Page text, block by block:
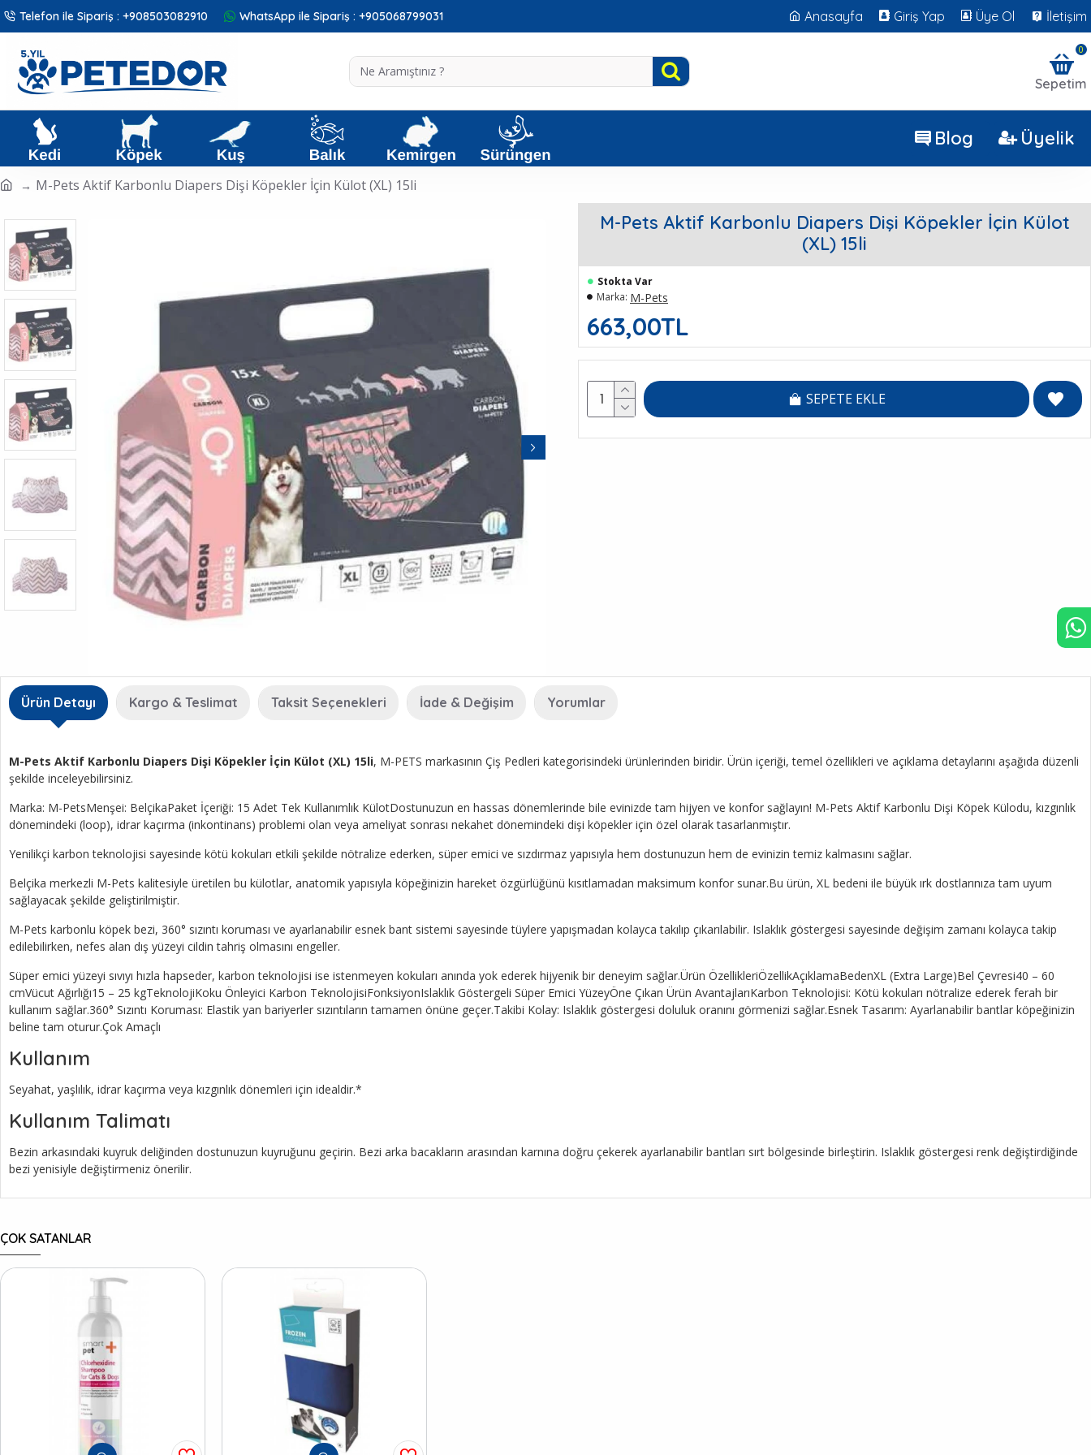
Telefon ile Sipariş : +908503082910 WhatsApp ile Sipariş : +905068799031 Anasayfa Giriş Yap Üye Ol İletişim
Sepetim
0
Blog Üyelik
M-Pets Aktif Karbonlu Diapers Dişi Köpekler İçin Külot (XL) 15li
M-Pets Aktif Karbonlu Diapers Dişi Köpekler İçin Külot
(XL) 15li
663,00TL
Stokta Var
Marka: M-Pets
SEPETE EKLE
Ürün Detayı Kargo & Teslimat Taksit Seçenekleri İade & Değişim Yorumlar
M-Pets Aktif Karbonlu Diapers Dişi Köpekler İçin Külot (XL) 15li, M-PETS markasının Çiş Pedleri kategorisindeki ürünlerinden biridir. Ürün içeriği, temel özellikleri ve açıklama detaylarını aşağıda düzenli
şekilde inceleyebilirsiniz.
Marka: M-PetsMenşei: BelçikaPaket İçeriği: 15 Adet Tek Kullanımlık KülotDostunuzun en hassas dönemlerinde bile evinizde tam hijyen ve konfor sağlayın! M-Pets Aktif Karbonlu Dişi Köpek Külodu, kızgınlık
dönemindeki (loop), idrar kaçırma (inkontinans) problemi olan veya ameliyat sonrası nekahet dönemindeki dişi köpekler için özel olarak tasarlanmıştır.
Yenilikçi karbon teknolojisi sayesinde kötü kokuları etkili şekilde nötralize ederken, süper emici ve sızdırmaz yapısıyla hem dostunuzun hem de evinizin temiz kalmasını sağlar.
Belçika merkezli M-Pets kalitesiyle üretilen bu külotlar, anatomik yapısıyla köpeğinizin hareket özgürlüğünü kısıtlamadan maksimum konfor sunar.Bu ürün, XL bedeni ile büyük ırk dostlarınıza tam uyum
sağlayacak şekilde geliştirilmiştir.
M-Pets karbonlu köpek bezi, 360° sızıntı koruması ve ayarlanabilir esnek bant sistemi sayesinde tüylere yapışmadan kolayca takılıp çıkarılabilir. Islaklık göstergesi sayesinde değişim zamanı kolayca takip
edilebilirken, nefes alan dış yüzeyi cildin tahriş olmasını engeller.
Süper emici yüzeyi sıvıyı hızla hapseder, karbon teknolojisi ise istenmeyen kokuları anında yok ederek hijyenik bir deneyim sağlar.Ürün ÖzellikleriÖzellikAçıklamaBedenXL (Extra Large)Bel Çevresi40 – 60
cmVücut Ağırlığı15 – 25 kgTeknolojiKoku Önleyici Karbon TeknolojisiFonksiyonIslaklık Göstergeli Süper Emici YüzeyÖne Çıkan Ürün AvantajlarıKarbon Teknolojisi: Kötü kokuları nötralize ederek ferah bir
kullanım sağlar.360° Sızıntı Koruması: Elastik yan bariyerler sızıntıların tamamen önüne geçer.Takibi Kolay: Islaklık göstergesi doluluk oranını görmenizi sağlar.Esnek Tasarım: Ayarlanabilir bantlar köpeğinizin
beline tam oturur.Çok Amaçlı
Kullanım
Seyahat, yaşlılık, idrar kaçırma veya kızgınlık dönemleri için idealdir.*
Kullanım Talimatı
Bezin arkasındaki kuyruk deliğinden dostunuzun kuyruğunu geçirin. Bezi arka bacakların arasından karnına doğru çekerek ayarlanabilir bantları sırt bölgesinde birleştirin. Islaklık göstergesi renk değiştirdiğinde
bezi yenisiyle değiştirmeniz önerilir.
ÇOK SATANLAR